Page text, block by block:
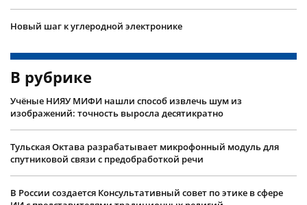
Новый шаг к углеродной электронике
В рубрике
Учëные НИЯУ МИФИ нашли способ извлечь шум из
изображений: точность выросла десятикратно
Тульская Октава разрабатывает микрофонный модуль для
спутниковой связи с предобработкой речи
В России создается Консультативный совет по этике в сфере